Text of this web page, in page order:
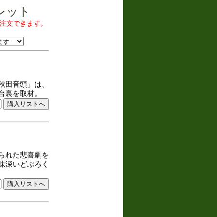
ット
文できます。
田音頭」は、
裏を取材。
れた悲喜劇を
深いどぶろく